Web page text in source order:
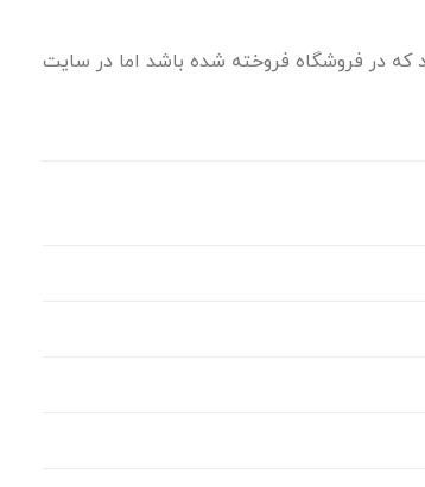
که در فروشگاه فروخته شده باشد اما در سایت